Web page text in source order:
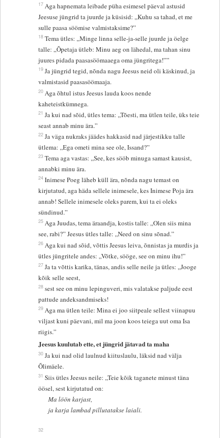
17 Aga hapnemata leibade püha esimesel päeval astusid
Jeesuse jüngrid ta juurde ja küsisid: „Kuhu sa tahad, et me
sulle paasa söömise valmistaksime?”
18 Tema ütles: „Minge linna selle-ja-selle juurde ja öelge
talle: „Õpetaja ütleb: Minu aeg on lähedal, ma tahan sinu
juures pidada paasasöömaaega oma jüngritega!””
19 Ja jüngrid tegid, nõnda nagu Jeesus neid oli käskinud, ja
valmistasid paasasöömaaja.
20 Aga õhtul istus Jeesus lauda koos nende
kaheteistkümnega.
21 Ja kui nad sõid, ütles tema: „Tõesti, ma ütlen teile, üks teie
seast annab minu ära.”
22 Ja väga nukraks jäädes hakkasid nad järjestikku talle
ütlema: „Ega ometi mina see ole, Issand?”
23 Tema aga vastas: „See, kes sööb minuga samast kausist,
annabki minu ära.
24 Inimese Poeg läheb küll ära, nõnda nagu temast on
kirjutatud, aga häda sellele inimesele, kes Inimese Poja ära
annab! Sellele inimesele oleks parem, kui ta ei oleks
sündinud.”
25 Aga Juudas, tema äraandja, kostis talle: „Olen siis mina
see, rabi?” Jeesus ütles talle: „Need on sinu sõnad.”
26 Aga kui nad sõid, võttis Jeesus leiva, õnnistas ja murdis ja
ütles jüngritele andes: „Võtke, sööge, see on minu ihu!”
27 Ja ta võttis karika, tänas, andis selle neile ja ütles: „Jooge
kõik selle seest,
28 sest see on minu lepinguveri, mis valatakse paljude eest
pattude andeksandmiseks!
29 Aga ma ütlen teile: Mina ei joo siitpeale sellest viinapuu
viljast kuni päevani, mil ma joon koos teiega uut oma Isa
riigis.”
Jeesus kuulutab ette, et jüngrid jätavad ta maha
30 Ja kui nad olid laulnud kiituslaulu, läksid nad välja
Õlimäele.
31 Siis ütles Jeesus neile: „Teie kõik taganete minust täna
öösel, sest kirjutatud on:
Ma löön karjast,
ja karja lambad pillutatakse laiali.
32